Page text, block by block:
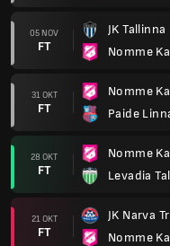
05 NOV
FT
JK Tallinna
Nomme
31 OKT
FT
Nomme
Paide
28 OKT
FT
Nomme
Levadia
21 OKT
FT
JK Narva
Nomme